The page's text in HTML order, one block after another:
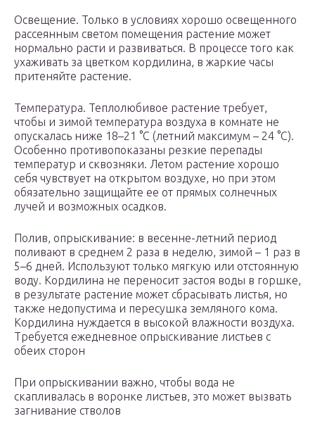
Освещение. Только в условиях хорошо освещенного
рассеянным светом помещения растение может
нормально расти и развиваться. В процессе того как
ухаживать за цветком кордилина, в жаркие часы
притеняйте растение.
Температура. Теплолюбивое растение требует,
чтобы и зимой температура воздуха в комнате не
опускалась ниже 18–21 °C (летний максимум – 24 °C).
Особенно противопоказаны резкие перепады
температур и сквозняки. Летом растение хорошо
себя чувствует на открытом воздухе, но при этом
обязательно защищайте ее от прямых солнечных
лучей и возможных осадков.
Полив, опрыскивание: в весенне-летний период
поливают в среднем 2 раза в неделю, зимой – 1 раз в
5–6 дней. Используют только мягкую или отстоянную
воду. Кордилина не переносит застоя воды в горшке,
в результате растение может сбрасывать листья, но
также недопустима и пересушка земляного кома.
Кордилина нуждается в высокой влажности воздуха.
Требуется ежедневное опрыскивание листьев с
обеих сторон
При опрыскивании важно, чтобы вода не
скапливалась в воронке листьев, это может вызвать
загнивание стволов